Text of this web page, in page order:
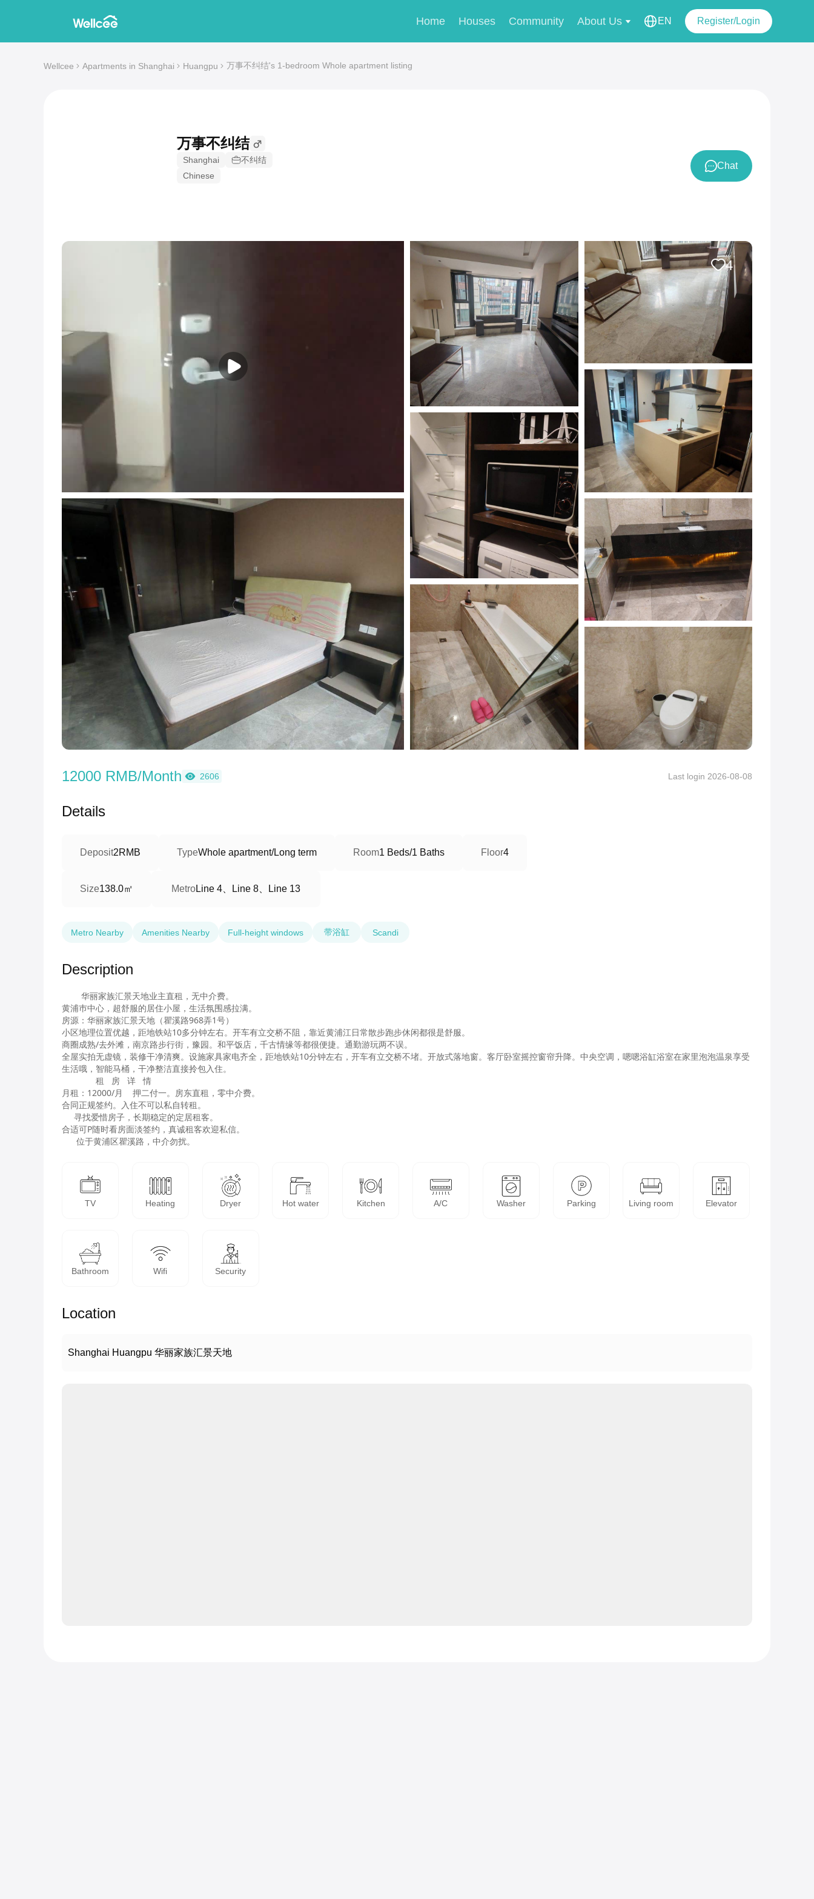
Home Houses Community About Us EN Register/Login
Wellcee Apartments in Shanghai Huangpu 万事不纠结's 1-bedroom Whole apartment listing
万事不纠结
Shanghai
不纠结
Chinese
Chat
4
12000 RMB/Month 2606 Last login 2026-08-08
Details
Deposit2RMB TypeWhole apartment/Long term Room1 Beds/1 Baths Floor4
Size138.0㎡ MetroLine 4、Line 8、Line 13
Metro Nearby Amenities Nearby Full-height windows 带浴缸 Scandi
Description
黄浦巿中心，超舒服的居住小屋，生活氛围感拉满。
房源：华丽家族汇景天地（瞿溪路968弄1号）
小区地理位置优越，距地铁站10多分钟左右。开车有立交桥不阻，靠近黄浦江日常散步跑步休闲都很是舒服。
商圈成熟/去外滩，南京路步行街，豫园。和平饭店，千古情缘等都很便捷。通勤游玩两不误。
全屋实拍无虚镜，装修干净清爽。设施家具家电齐全，距地铁站10分钟左右，开车有立交桥不堵。开放式落地窗。客厅卧室摇控窗帘升降。中央空调，嗯嗯浴缸浴室在家里泡泡温泉享受
生活哦，智能马桶，干净整洁直接拎包入住。
月租：12000/月    押二付一。房东直租，零中介费。
合同正规签约。入住不可以私自转租。
合适可P随时看房面淡签约，真诚租客欢迎私信。
      位于黄浦区瞿溪路，中介勿扰。
TV Heating Dryer Hot water Kitchen A/C Washer Parking Living room Elevator
Bathroom Wifi Security
Location
Shanghai Huangpu 华丽家族汇景天地